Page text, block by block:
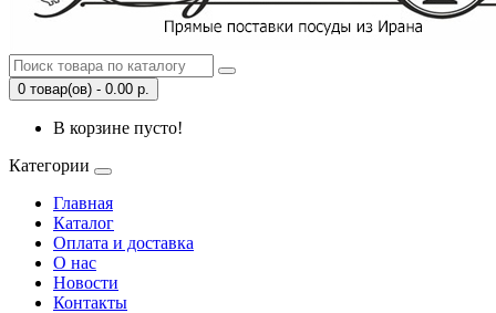
0 товар(ов) - 0.00 р.
В корзине пусто!
Категории
Главная
Каталог
Оплата и доставка
О нас
Новости
Контакты